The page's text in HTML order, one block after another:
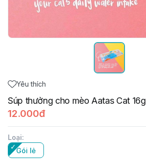
Yêu thích
Súp thưởng cho mèo Aatas Cat 16g
12.000đ
Loại:
Gói lẻ